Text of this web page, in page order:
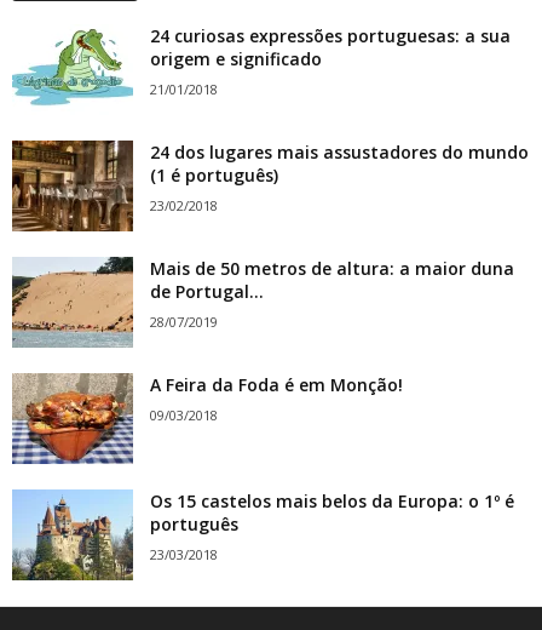
24 curiosas expressões portuguesas: a sua
origem e significado
21/01/2018
24 dos lugares mais assustadores do mundo
(1 é português)
23/02/2018
Mais de 50 metros de altura: a maior duna
de Portugal...
28/07/2019
A Feira da Foda é em Monção!
09/03/2018
Os 15 castelos mais belos da Europa: o 1º é
português
23/03/2018